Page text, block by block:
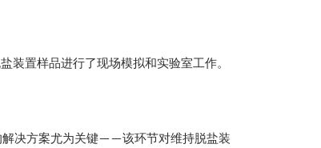
置样品进行了现场模拟和实验室工作。
解决方案尤为关键——该环节对维持脱盐装